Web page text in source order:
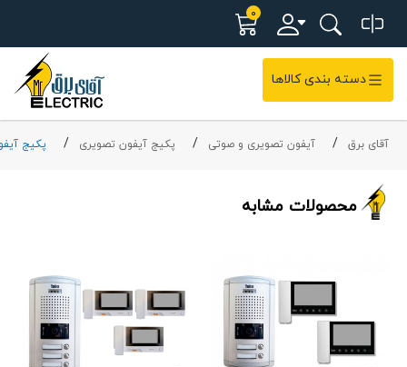
0
دسته بندی کالاها
آقای برق آیفون تصویری و صوتی پکیج آیفون تصویری پکیج
محصولات مشابه